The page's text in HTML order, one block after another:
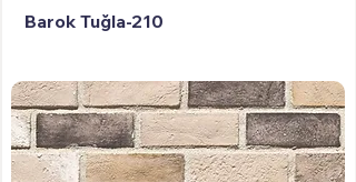
Barok Tuğla-210